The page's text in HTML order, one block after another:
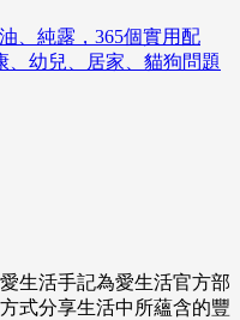
、純露，365個實用配
、幼兒、居家、貓狗問題
生活手記為愛生活官方部
式分享生活中所蘊含的豐